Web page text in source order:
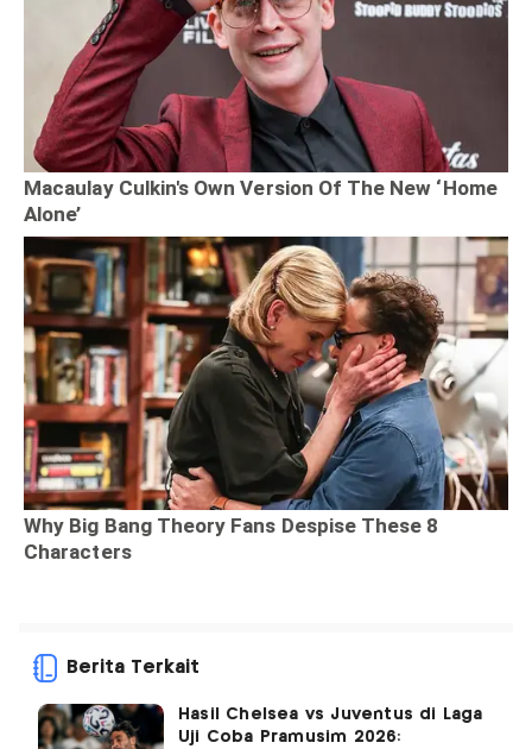
Berita Terkait
Hasil Chelsea vs Juventus di Laga
Uji Coba Pramusim 2026: